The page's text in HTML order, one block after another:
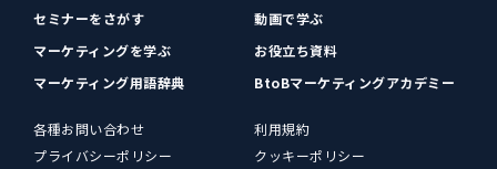
セミナーをさがす
動画で学ぶ
マーケティングを学ぶ
お役立ち資料
マーケティング用語辞典
BtoBマーケティングアカデミー
各種お問い合わせ
利用規約
プライバシーポリシー
クッキーポリシー